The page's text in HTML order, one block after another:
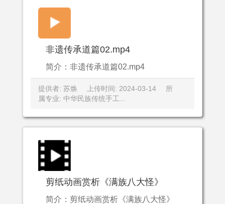
非遗传承道篇02.mp4
简介：非遗传承道篇02.mp4
提供者: 苏焕 上传时间: 2024-03-14
所
属专业: 中华民族传统手工...
剪纸动画赏析《满族八大怪》
简介：剪纸动画赏析《满族八大怪》